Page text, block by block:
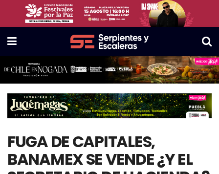
FUGA DE CAPITALES,
BANAMEX SE VENDE ¿Y EL